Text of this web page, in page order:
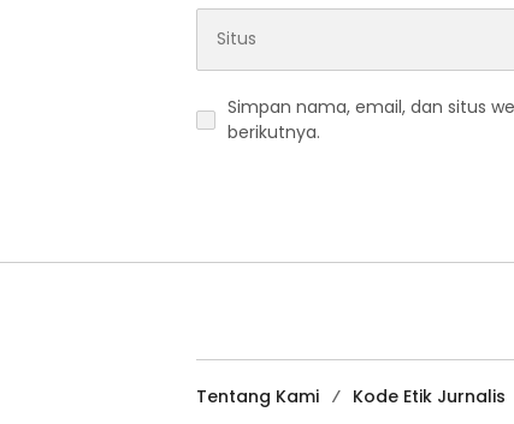
Simpan nama, email, dan situs
berikutnya.
Tentang Kami Kode Etik Jurnalis